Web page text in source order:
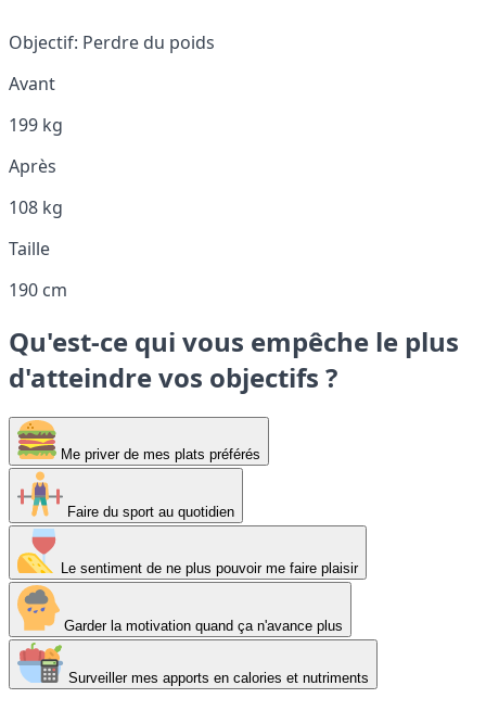
Objectif: Perdre du poids
Avant
199 kg
Après
108 kg
Taille
190 cm
Qu'est-ce qui vous empêche le plus
d'atteindre vos objectifs ?
Me priver de mes plats préférés
Faire du sport au quotidien
Le sentiment de ne plus pouvoir me faire plaisir
Garder la motivation quand ça n'avance plus
Surveiller mes apports en calories et nutriments